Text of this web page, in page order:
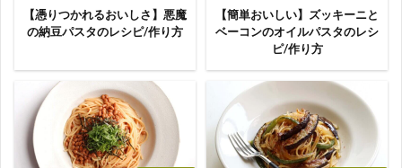
【憑りつかれるおいしさ】悪魔
の納豆パスタのレシピ/作り方
【簡単おいしい】ズッキーニと
ベーコンのオイルパスタのレシ
ピ/作り方